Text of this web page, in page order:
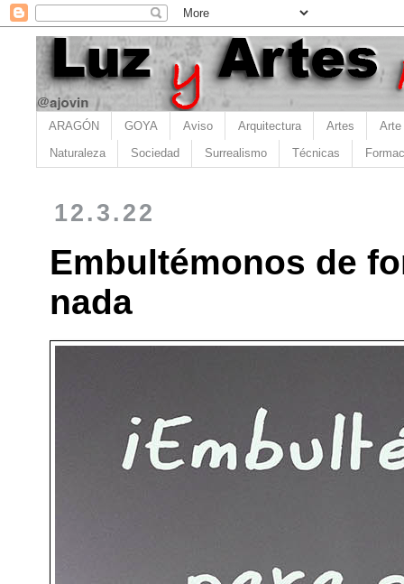
ARAGÓN GOYA Aviso Arquitectura Artes Arte
Naturaleza Sociedad Surrealismo Técnicas
12.3.22
Embultémonos de
nada